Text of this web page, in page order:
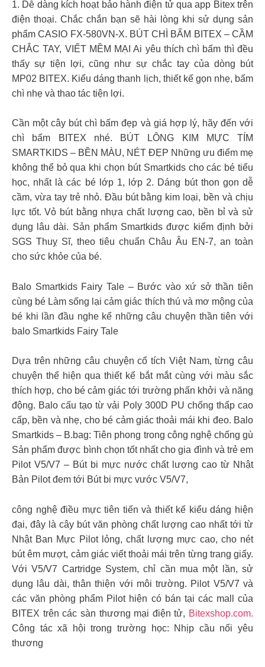
1. Dễ dàng kích hoạt bảo hành điện tử qua app Bitex trên
điện thoại. Chắc chắn bạn sẽ hài lòng khi sử dụng sản
phẩm CASIO FX-580VN-X. BÚT CHÌ BẤM BITEX – CẦM
CHẮC TAY, VIẾT MỀM MẠI Ai yêu thích chì bấm thì đều
thấy sự tiện lợi, cũng như sự chắc tay của dòng bút
MP02 BITEX. Kiểu dáng thanh lịch, thiết kế gọn nhẹ, bấm
chì nhẹ và thao tác tiện lợi.
Cần một cây bút chì bấm đẹp và giá hợp lý, hãy đến với
chì bấm BITEX nhé. BÚT LÔNG KIM MỰC TÍM
SMARTKIDS – BỀN MÀU, NÉT ĐẸP Những ưu điểm mẹ
không thể bỏ qua khi chọn bút Smartkids cho các bé tiểu
học, nhất là các bé lớp 1, lớp 2. Dáng bút thon gọn dễ
cầm, vừa tay trẻ nhỏ. Đầu bút bằng kim loại, bền và chịu
lực tốt. Vỏ bút bằng nhựa chất lượng cao, bền bỉ và sử
dụng lâu dài. Sản phẩm Smartkids được kiểm định bởi
SGS Thuỵ Sĩ, theo tiêu chuẩn Châu Âu EN-7, an toàn
cho sức khỏe của bé.
Balo Smartkids Fairy Tale – Bước vào xứ sở thần tiên
cùng bé Làm sống lại cảm giác thích thú và mơ mộng của
bé khi lần đầu nghe kể những câu chuyện thần tiên với
balo Smartkids Fairy Tale
Dựa trên những câu chuyện cổ tích Việt Nam, từng câu
chuyện thể hiện qua thiết kế bắt mắt cùng với màu sắc
thích hợp, cho bé cảm giác tới trường phấn khởi và năng
động. Balo cấu tạo từ vải Poly 300D PU chống thấp cao
cấp, bền và nhẹ, cho bé cảm giác thoải mái khi đeo. Balo
Smartkids – B.bag: Tiên phong trong công nghệ chống gù
Sản phẩm được bình chọn tốt nhất cho gia đình và trẻ em
Pilot V5/V7 – Bút bi mực nước chất lượng cao từ Nhật
Bản Pilot đem tới Bút bi mực vước V5/V7,
công nghệ điều mực tiên tiến và thiết kế kiểu dáng hiện
đại, đây là cây bút văn phòng chất lượng cao nhất tới từ
Nhật Ban Mực Pilot lỏng, chất lượng mực cao, cho nét
bút êm mượt, cảm giác viết thoải mái trên từng trang giấy.
Với V5/V7 Cartridge System, chỉ cần mua một lần, sử
dụng lâu dài, thân thiện với môi trường. Pilot V5/V7 và
các văn phòng phẩm Pilot hiện có bán tại các mall của
BITEX trên các sàn thương mại điện tử, Bitexshop.com.
Công tác xã hội trong trường học: Nhịp cầu nối yêu
thương